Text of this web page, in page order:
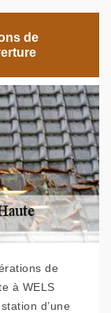
de
de
à WELS
d’une